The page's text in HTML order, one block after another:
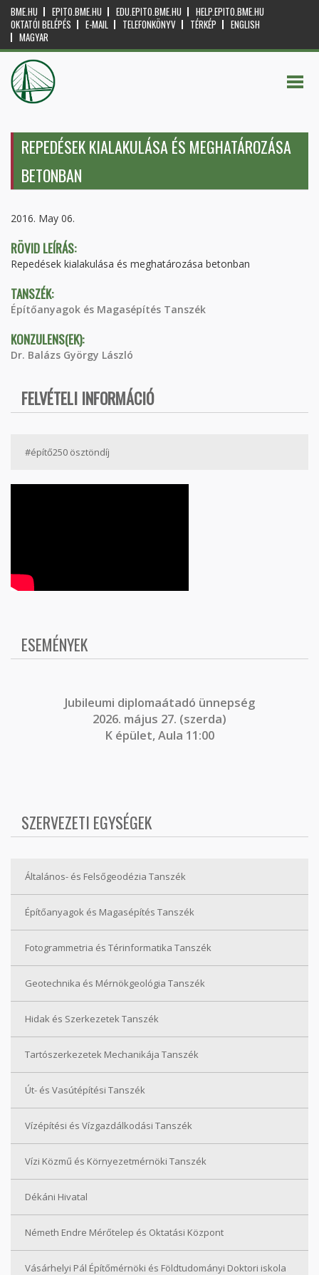
BME.HU EPITO.BME.HU EDU.EPITO.BME.HU
HELP.EPITO.BME.HU
OKTATÓI BELÉPÉS
E-MAIL TELEFONKÖNYV TÉRKÉP
ENGLISH
MAGYAR
REPEDÉSEK KIALAKULÁSA ÉS MEGHATÁROZÁSA
BETONBAN
2016. May 06.
RÖVID LEÍRÁS:
Repedések kialakulása és meghatározása betonban
TANSZÉK:
Építőanyagok és Magasépítés Tanszék
KONZULENS(EK):
Dr. Balázs György László
FELVÉTELI INFORMÁCIÓ
#építő250 ösztöndíj
ESEMÉNYEK
Jubileumi diplomaátadó ünnepség
2026. május 27. (szerda)
K épület, Aula 11:00
SZERVEZETI EGYSÉGEK
Általános- és Felsőgeodézia Tanszék
Építőanyagok és Magasépítés Tanszék
Fotogrammetria és Térinformatika Tanszék
Geotechnika és Mérnökgeológia Tanszék
Hidak és Szerkezetek Tanszék
Tartószerkezetek Mechanikája Tanszék
Út- és Vasútépítési Tanszék
Vízépítési és Vízgazdálkodási Tanszék
Vízi Közmű és Környezetmérnöki Tanszék
Dékáni Hivatal
Németh Endre Mérőtelep és Oktatási Központ
Vásárhelyi Pál Építőmérnöki és Földtudományi Doktori iskola